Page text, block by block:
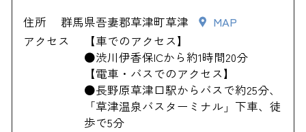
住所 群馬県吾妻郡草津町草津
MAP
アクセス
【車でのアクセス】
●渋川伊香保ICから約1時間20分
【電車・バスでのアクセス】
●長野原草津口駅からバスで約25分、
「草津温泉バスターミナル」下車、徒
歩で5分